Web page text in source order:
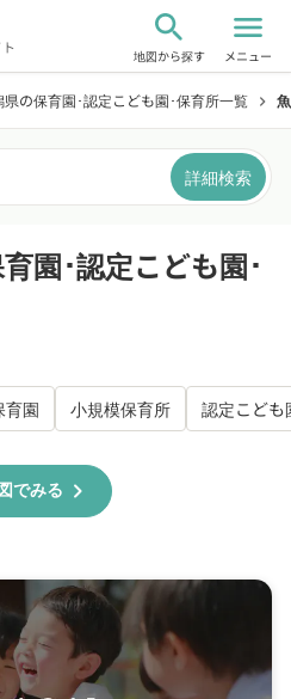
search
地図から探す
menu
メニュー
県の保育園･認定こども園･保育所一覧 chevron_right
詳細検索
園･認定こども園･
育園 小規模保育所 認定こども
でみる chevron_right